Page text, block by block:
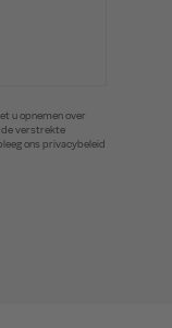
u opnemen over
de verstrekte
ons privacybeleid